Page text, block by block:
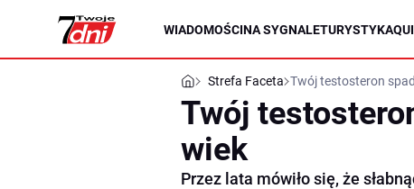
WIADOMOŚCINA SYGNALETURYSTYKA
Strefa Faceta Twój testosteron
Twój
wiek
Przez lata mówiło się, że